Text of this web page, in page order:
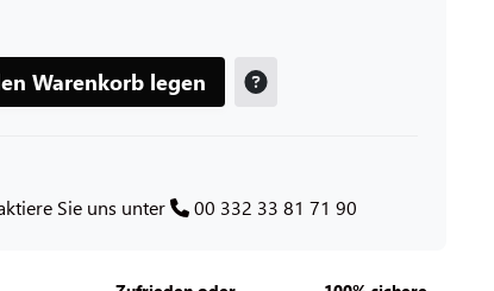
Warenkorb legen
Sie uns unter 00 332 33 81 71 90